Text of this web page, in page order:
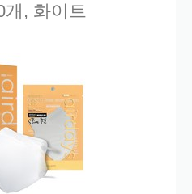
개, 화이트